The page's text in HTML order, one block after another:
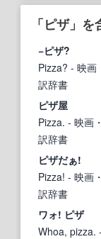
「ピザ」
−ピザ?
Pizza? - 映画
訳辞書
ピザ屋
Pizza. - 映画
訳辞書
ピザだぁ!
Pizza! - 映画
訳辞書
ワォ! ピザ
Whoa, pizza.